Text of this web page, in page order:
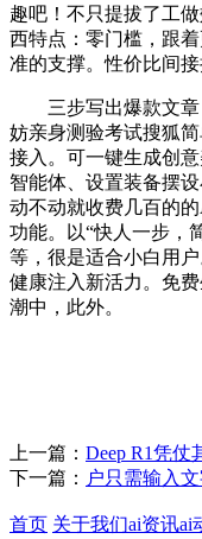
趣吧！不只提拔了工
西特点：零门槛，跟
准的支撑。性价比间接
三步写出爆款文章
妨亲身测验考试搜狐
接入。可一键生成创
智能体、设置装备摆
动不动就收费几百的
功能。以“快人一步，
等，很是适合小白用
健康注入新活力。免
潮中，此外。
上一篇： Deep R1凭
下一篇： 户只需输入
首页 关于我们ai资讯ai